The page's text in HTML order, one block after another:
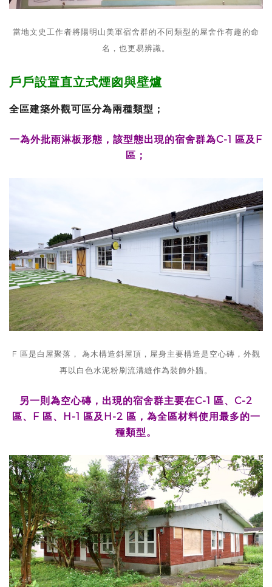
當地文史工作者將陽明山美軍宿舍群的不同類型的屋舍作有趣的命
名，也更易辨識。
戶戶設置直立式煙囪與壁爐
全區建築外觀可區分為兩種類型；
一為外批雨淋板形態，該型態出現的宿舍群為C-1 區及F
區；
F 區是白屋聚落， 為木構造斜屋頂，屋身主要構造是空心磚，外觀
再以白色水泥粉刷流溝縫作為裝飾外牆。
另一則為空心磚，出現的宿舍群主要在C-1 區、C-2
區、F 區、H-1 區及H-2 區，為全區材料使用最多的一
種類型。